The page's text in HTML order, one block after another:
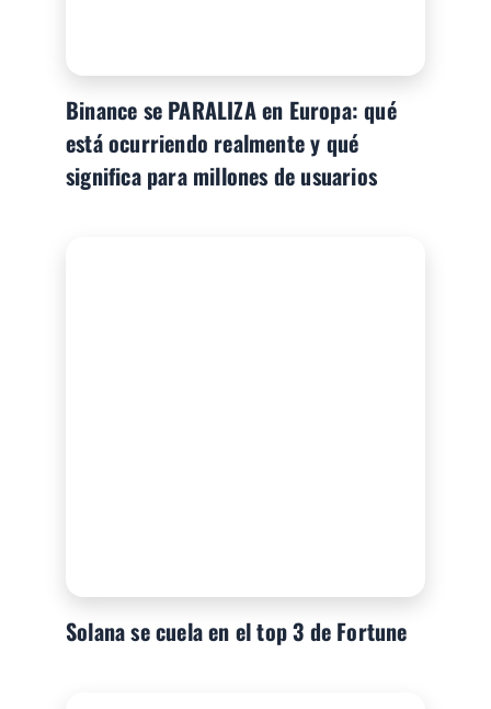
Binance se PARALIZA en Europa: qué
está ocurriendo realmente y qué
significa para millones de usuarios
Solana se cuela en el top 3 de Fortune